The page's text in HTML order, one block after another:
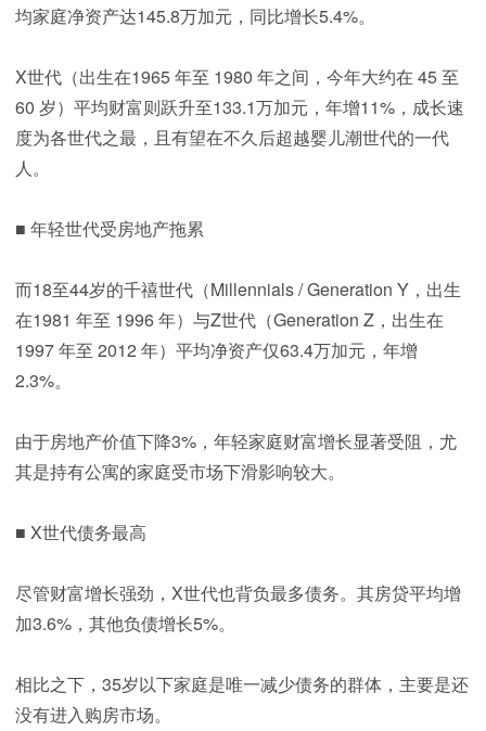
均家庭净资产达145.8万加元，同比增长5.4%。
X世代（出生在1965 年至 1980 年之间，今年大约在 45 至
60 岁）平均财富则跃升至133.1万加元，年增11%，成长速
度为各世代之最，且有望在不久后超越婴儿潮世代的一代
人。
■ 年轻世代受房地产拖累
而18至44岁的千禧世代（Millennials / Generation Y，出生
在1981 年至 1996 年）与Z世代（Generation Z，出生在
1997 年至 2012 年）平均净资产仅63.4万加元，年增
2.3%。
由于房地产价值下降3%，年轻家庭财富增长显著受阻，尤
其是持有公寓的家庭受市场下滑影响较大。
■ X世代债务最高
尽管财富增长强劲，X世代也背负最多债务。其房贷平均增
加3.6%，其他负债增长5%。
相比之下，35岁以下家庭是唯一减少债务的群体，主要是还
没有进入购房市场。